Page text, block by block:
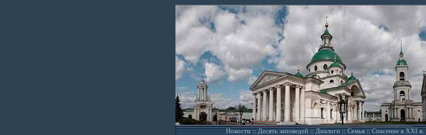
Новости::Десять заповедей::Диалоги::Семья::Спасение в XXI в.